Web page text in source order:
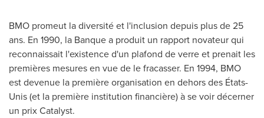
BMO promeut la diversité et l'inclusion depuis plus de 25
ans. En 1990, la Banque a produit un rapport novateur qui
reconnaissait l'existence d'un plafond de verre et prenait les
premières mesures en vue de le fracasser. En 1994, BMO
est devenue la première organisation en dehors des États-
Unis (et la première institution financière) à se voir décerner
un prix Catalyst.